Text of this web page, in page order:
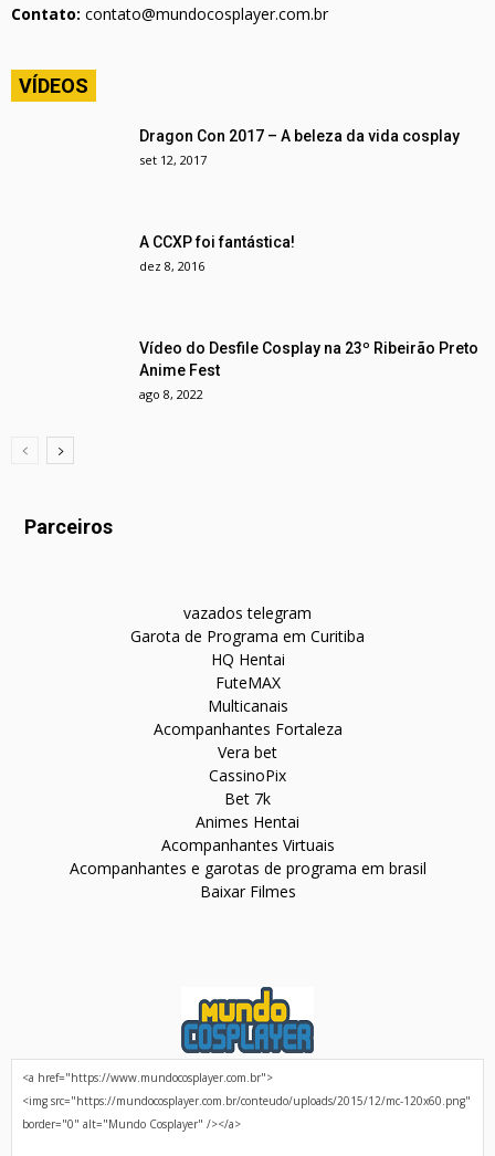
Contato: contato@mundocosplayer.com.br
VÍDEOS
Dragon Con 2017 – A beleza da vida cosplay
set 12, 2017
A CCXP foi fantástica!
dez 8, 2016
Vídeo do Desfile Cosplay na 23º Ribeirão Preto
Anime Fest
ago 8, 2022
Parceiros
vazados telegram
Garota de Programa em Curitiba
HQ Hentai
FuteMAX
Multicanais
Acompanhantes Fortaleza
Vera bet
CassinoPix
Bet 7k
Animes Hentai
Acompanhantes Virtuais
Acompanhantes e garotas de programa em brasil
Baixar Filmes